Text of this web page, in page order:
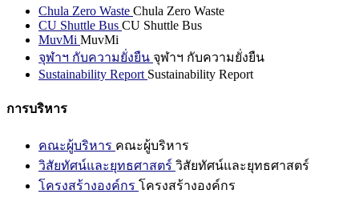
Chula Zero Waste Chula Zero Waste
CU Shuttle Bus CU Shuttle Bus
MuvMi MuvMi
จุฬาฯ กับความยั่งยืน จุฬาฯ กับความยั่งยืน
Sustainability Report Sustainability Report
การบริหาร
คณะผู้บริหาร คณะผู้บริหาร
วิสัยทัศน์และยุทธศาสตร์ วิสัยทัศน์และยุทธศาสตร์
โครงสร้างองค์กร โครงสร้างองค์กร